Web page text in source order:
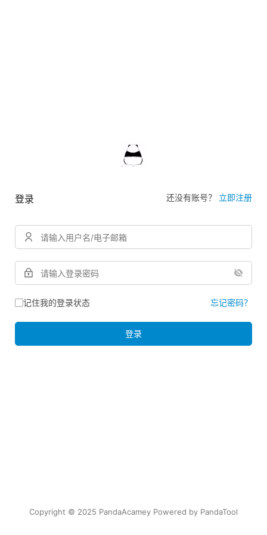
登录 还没有账号？ 立即注册
记住我的登录状态 忘记密码？
登录
Copyright © 2025 PandaAcamey Powered by PandaTool